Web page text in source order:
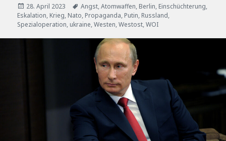
Veröffentlicht
am
28. April 2023 Tags
Angst,Atomwaffen, Berlin, Einschüchterung,
Eskalation, Krieg, Nato, Propaganda, Putin, Russland,
Spezialoperation, ukraine,Westen,Westost,WOI